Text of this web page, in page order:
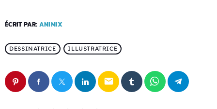
ÉCRIT PAR: ANIMIX
DESSINATRICE ILLUSTRATRICE
email